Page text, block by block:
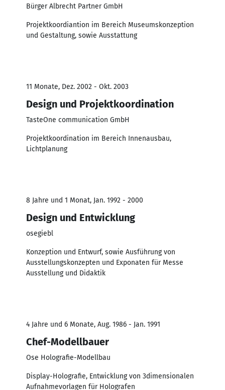
Bürger Albrecht Partner GmbH
Projektkoordiantion im Bereich Museumskonzeption
und Gestaltung, sowie Ausstattung
11 Monate, Dez. 2002 - Okt. 2003
Design und Projektkoordination
TasteOne communication GmbH
Projektkoordination im Bereich Innenausbau,
Lichtplanung
8 Jahre und 1 Monat, Jan. 1992 - 2000
Design und Entwicklung
osegiebl
Konzeption und Entwurf, sowie Ausführung von
Ausstellungskonzepten und Exponaten für Messe
Ausstellung und Didaktik
4 Jahre und 6 Monate, Aug. 1986 - Jan. 1991
Chef-Modellbauer
Ose Holografie-Modellbau
Display-Holografie, Entwicklung von 3dimensionalen
Aufnahmevorlagen für Holografen